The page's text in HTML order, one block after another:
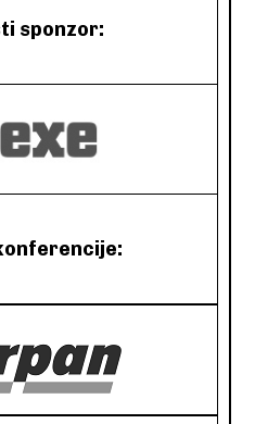
sponzor: